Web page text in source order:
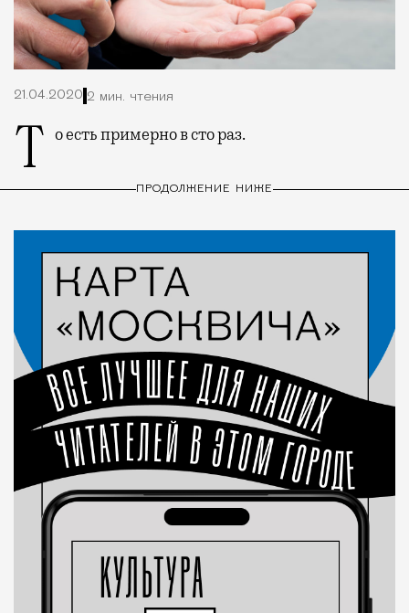
21.04.2020 2 мин. чтения
То есть примерно в сто раз.
ПРОДОЛЖЕНИЕ НИЖЕ